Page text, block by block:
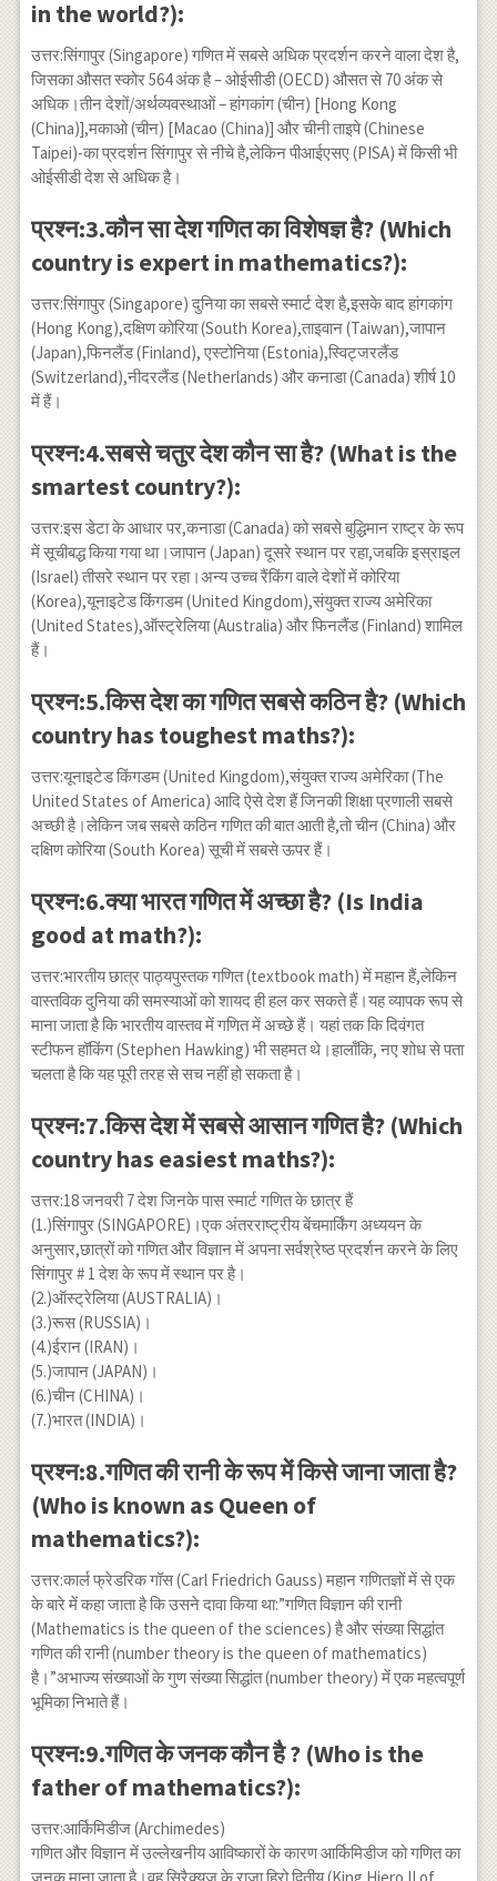
in the world?):
उत्तर:सिंगापुर (Singapore) गणित में सबसे अधिक प्रदर्शन करने वाला देश है,
जिसका औसत स्कोर 564 अंक है – ओईसीडी (OECD) औसत से 70 अंक से
अधिक।तीन देशों/अर्थव्यवस्थाओं – हांगकांग (चीन) [Hong Kong
(China)],मकाओ (चीन) [Macao (China)] और चीनी ताइपे (Chinese
Taipei)-का प्रदर्शन सिंगापुर से नीचे है,लेकिन पीआईएसए (PISA) में किसी भी
ओईसीडी देश से अधिक है।
प्रश्न:3.कौन सा देश गणित का विशेषज्ञ है? (Which
country is expert in mathematics?):
उत्तर:सिंगापुर (Singapore) दुनिया का सबसे स्मार्ट देश है,इसके बाद हांगकांग
(Hong Kong),दक्षिण कोरिया (South Korea),ताइवान (Taiwan),जापान
(Japan),फिनलैंड (Finland), एस्टोनिया (Estonia),स्विट्जरलैंड
(Switzerland),नीदरलैंड (Netherlands) और कनाडा (Canada) शीर्ष 10
में हैं।
प्रश्न:4.सबसे चतुर देश कौन सा है? (What is the
smartest country?):
उत्तर:इस डेटा के आधार पर,कनाडा (Canada) को सबसे बुद्धिमान राष्ट्र के रूप
में सूचीबद्ध किया गया था।जापान (Japan) दूसरे स्थान पर रहा,जबकि इस्राइल
(Israel) तीसरे स्थान पर रहा।अन्य उच्च रैंकिंग वाले देशों में कोरिया
(Korea),यूनाइटेड किंगडम (United Kingdom),संयुक्त राज्य अमेरिका
(United States),ऑस्ट्रेलिया (Australia) और फिनलैंड (Finland) शामिल
हैं।
प्रश्न:5.किस देश का गणित सबसे कठिन है? (Which
country has toughest maths?):
उत्तर:यूनाइटेड किंगडम (United Kingdom),संयुक्त राज्य अमेरिका (The
United States of America) आदि ऐसे देश हैं जिनकी शिक्षा प्रणाली सबसे
अच्छी है।लेकिन जब सबसे कठिन गणित की बात आती है,तो चीन (China) और
दक्षिण कोरिया (South Korea) सूची में सबसे ऊपर हैं।
प्रश्न:6.क्या भारत गणित में अच्छा है? (Is India
good at math?):
उत्तर:भारतीय छात्र पाठ्यपुस्तक गणित (textbook math) में महान हैं,लेकिन
वास्तविक दुनिया की समस्याओं को शायद ही हल कर सकते हैं।यह व्यापक रूप से
माना जाता है कि भारतीय वास्तव में गणित में अच्छे हैं। यहां तक ​​कि दिवंगत
स्टीफन हॉकिंग (Stephen Hawking) भी सहमत थे।हालाँकि, नए शोध से पता
चलता है कि यह पूरी तरह से सच नहीं हो सकता है।
प्रश्न:7.किस देश में सबसे आसान गणित है? (Which
country has easiest maths?):
उत्तर:18 जनवरी 7 देश जिनके पास स्मार्ट गणित के छात्र हैं
(1.)सिंगापुर (SINGAPORE)।एक अंतरराष्ट्रीय बेंचमार्किंग अध्ययन के
अनुसार,छात्रों को गणित और विज्ञान में अपना सर्वश्रेष्ठ प्रदर्शन करने के लिए
सिंगापुर # 1 देश के रूप में स्थान पर है।
(2.)ऑस्ट्रेलिया (AUSTRALIA)।
(3.)रूस (RUSSIA)।
(4.)ईरान (IRAN)।
(5.)जापान (JAPAN)।
(6.)चीन (CHINA)।
(7.)भारत (INDIA)।
प्रश्न:8.गणित की रानी के रूप में किसे जाना जाता है?
(Who is known as Queen of
mathematics?):
उत्तर:कार्ल फ्रेडरिक गॉस (Carl Friedrich Gauss) महान गणितज्ञों में से एक
के बारे में कहा जाता है कि उसने दावा किया था:”गणित विज्ञान की रानी
(Mathematics is the queen of the sciences) है और संख्या सिद्धांत
गणित की रानी (number theory is the queen of mathematics)
है।”अभाज्य संख्याओं के गुण संख्या सिद्धांत (number theory) में एक महत्वपूर्ण
भूमिका निभाते हैं।
प्रश्न:9.गणित के जनक कौन है ? (Who is the
father of mathematics?):
उत्तर:आर्किमिडीज (Archimedes)
गणित और विज्ञान में उल्लेखनीय आविष्कारों के कारण आर्किमिडीज को गणित का